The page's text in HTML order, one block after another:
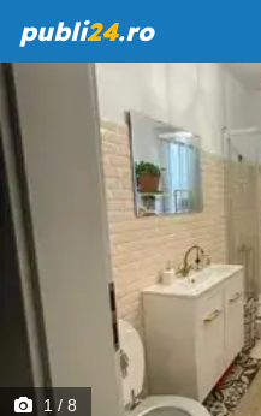
publi24.ro
1 / 8